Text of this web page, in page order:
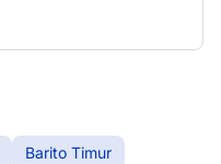
Barito Timur